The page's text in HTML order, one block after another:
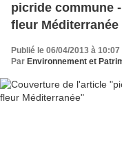
picride commune
fleur Méditerranée
Publié le 06/04/2013 à 10:07
Par Environnement et